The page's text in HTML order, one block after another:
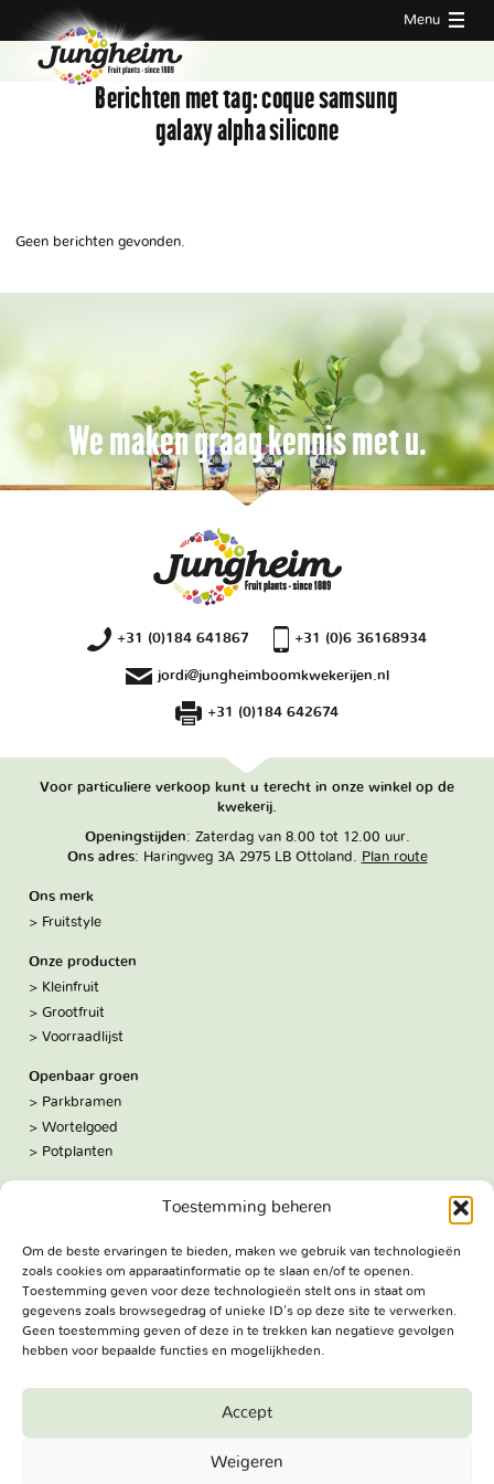
Toestemming beheren
Om de beste ervaringen te bieden, maken we gebruik van technologieën
zoals cookies om apparaatinformatie op te slaan en/of te openen.
Toestemming geven voor deze technologieën stelt ons in staat om
gegevens zoals browsegedrag of unieke ID's op deze site te verwerken.
Geen toestemming geven of deze in te trekken kan negatieve gevolgen
hebben voor bepaalde functies en mogelijkheden.
Accept
Weigeren
Menu
Berichten met tag:coque samsung
galaxy alpha silicone
Geen berichten gevonden.
We maken graag kennis met u.
+31 (0)184 641867 +31 (0)6 36168934
jordi@jungheimboomkwekerijen.nl
+31 (0)184 642674
Voor particuliere verkoop kunt u terecht in onze winkel op de
kwekerij.
Openingstijden: Zaterdag van 8.00 tot 12.00 uur.
Ons adres: Haringweg 3A 2975 LB Ottoland. Plan route
Ons merk
Fruitstyle
Onze producten
Kleinfruit
Grootfruit
Voorraadlijst
Openbaar groen
Parkbramen
Wortelgoed
Potplanten
Volg ons:
Facebook
Bezoekadres
Haringweg 3A
2975 LB Ottoland
Reserved.